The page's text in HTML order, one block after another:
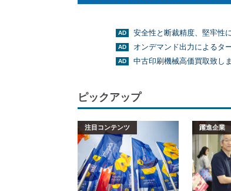
安全性と断裁精度、堅牢性
オンデマンド出力によるタ
中古印刷機械高価買取致し
ピックアップ
注目コンテンツ 躍進企業